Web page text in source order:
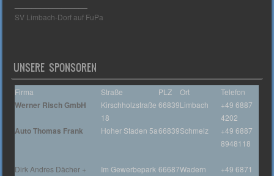
SV Limbach-Dorf auf FuPa
UNSERE SPONSOREN
Firma Straße PLZ Ort Telefon
Werner Risch GmbH
Kirschholzstraße
18
66839Limbach
+49 6887
4202
Auto Thomas Frank Hoher Staden 5a66839Schmelz
+49 6887
8948118
Dirk Andres Dächer +
Im Gewerbepark 66687Wadern
+49 6871